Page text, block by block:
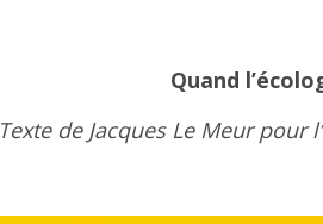
Quand
Texte de Jacques Le Meur pour